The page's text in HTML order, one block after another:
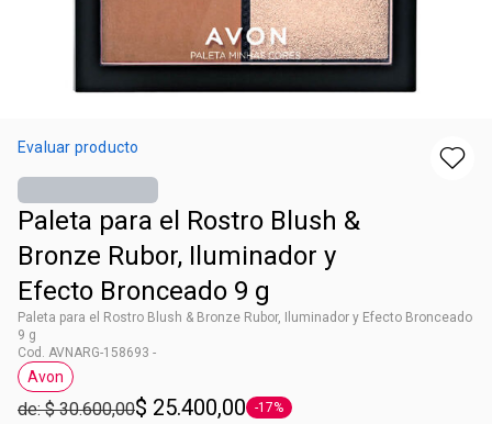
Evaluar producto
Paleta para el Rostro Blush &
Bronze Rubor, Iluminador y
Efecto Bronceado 9 g
Paleta para el Rostro Blush & Bronze Rubor, Iluminador y Efecto Bronceado
9 g
Cod. AVNARG-158693 -
Etiqueta Avon
Avon
de: $ 30.600,00$ 25.400,00 Etiqueta -17%
-17%